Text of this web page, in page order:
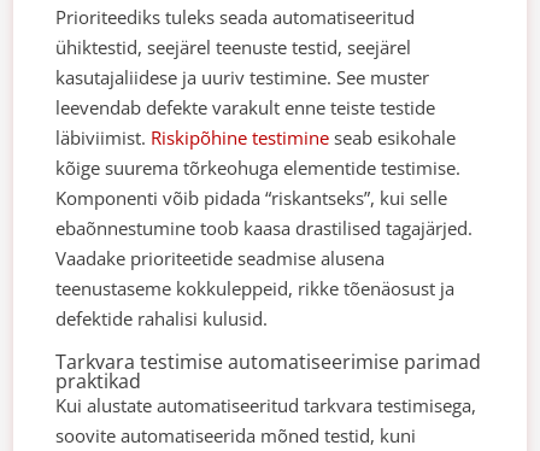
Prioriteediks tuleks seada automatiseeritud
ühiktestid, seejärel teenuste testid, seejärel
kasutajaliidese ja uuriv testimine. See muster
leevendab defekte varakult enne teiste testide
läbiviimist. Riskipõhine testimine seab esikohale
kõige suurema tõrkeohuga elementide testimise.
Komponenti võib pidada “riskantseks”, kui selle
ebaõnnestumine toob kaasa drastilised tagajärjed.
Vaadake prioriteetide seadmise alusena
teenustaseme kokkuleppeid, rikke tõenäosust ja
defektide rahalisi kulusid.
Tarkvara testimise automatiseerimise parimad
praktikad
Kui alustate automatiseeritud tarkvara testimisega,
soovite automatiseerida mõned testid, kuni